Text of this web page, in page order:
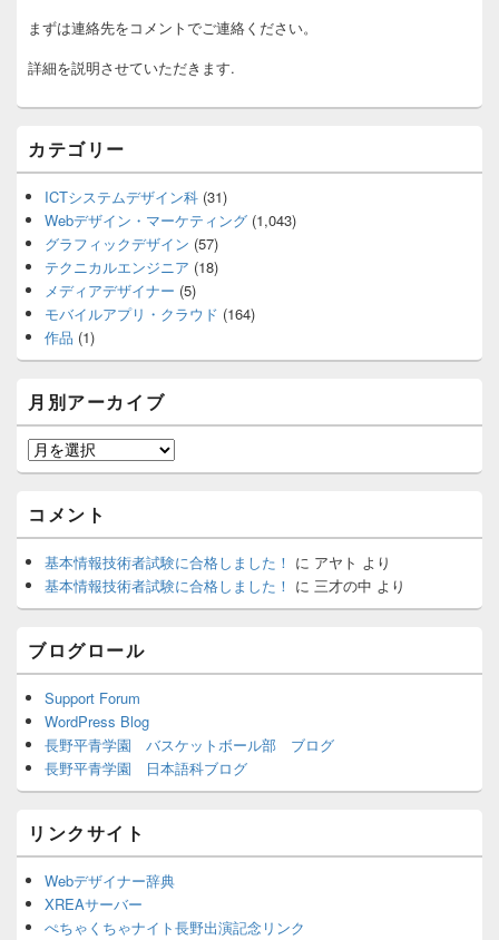
まずは連絡先をコメントでご連絡ください。
詳細を説明させていただきます.
カテゴリー
ICTシステムデザイン科 (31)
Webデザイン・マーケティング (1,043)
グラフィックデザイン (57)
テクニカルエンジニア (18)
メディアデザイナー (5)
モバイルアプリ・クラウド (164)
作品 (1)
月別アーカイブ
月
別
ー
カ
イ
ブ
コメント
基本情報技術者試験に合格しました！ に アヤト より
基本情報技術者試験に合格しました！ に 三才の中 より
ブログロール
Support Forum
WordPress Blog
長野平青学園 バスケットボール部 ブログ
長野平青学園 日本語科ブログ
リンクサイト
Webデザイナー辞典
XREAサーバー
ぺちゃくちゃナイト長野出演記念リンク